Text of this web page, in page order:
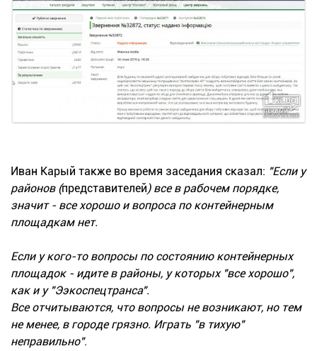
Иван Карый также во время заседания сказал: "Если у
районов (представителей) все в рабочем порядке,
значит - все хорошо и вопроса по контейнерным
площадкам нет.
Если у кого-то вопросы по состоянию контейнерных
площадок - идите в районы, у которых "все хорошо",
как и у "Ээкоспецтранса".
Все отчитываются, что вопросы не возникают, но тем
не менее, в городе грязно. Играть "в тихую"
неправильно".